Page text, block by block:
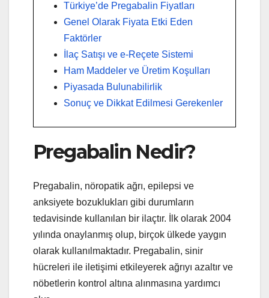
Türkiye’de Pregabalin Fiyatları
Genel Olarak Fiyata Etki Eden
Faktörler
İlaç Satışı ve e-Reçete Sistemi
Ham Maddeler ve Üretim Koşulları
Piyasada Bulunabilirlik
Sonuç ve Dikkat Edilmesi Gerekenler
Pregabalin Nedir?
Pregabalin, nöropatik ağrı, epilepsi ve
anksiyete bozuklukları gibi durumların
tedavisinde kullanılan bir ilaçtır. İlk olarak 2004
yılında onaylanmış olup, birçok ülkede yaygın
olarak kullanılmaktadır. Pregabalin, sinir
hücreleri ile iletişimi etkileyerek ağrıyı azaltır ve
nöbetlerin kontrol altına alınmasına yardımcı